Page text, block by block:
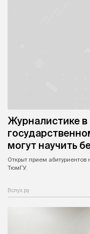
Журналистике
могут научить
Открыт прием
ТюмГУ.
Вслух.ру